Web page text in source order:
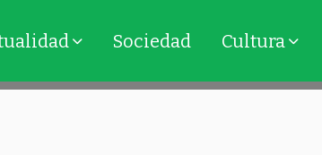
Sociedad Cultura